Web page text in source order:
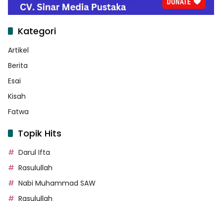
Kategori
Artikel
Berita
Esai
Kisah
Fatwa
Topik Hits
Darul Ifta
Rasulullah
Nabi Muhammad SAW
Rasulullah